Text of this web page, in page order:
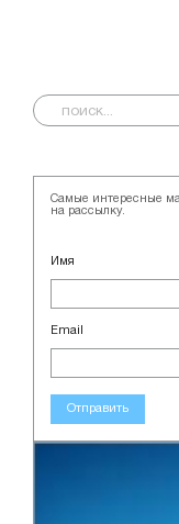
Самые интересные
на рассылку.
Имя
Email
Отправить